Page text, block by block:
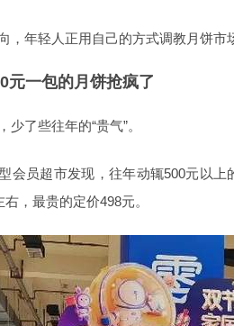
，年轻人正用自己的方式调教月饼市
元一包的月饼抢疯了
了些往年的“贵气”。
会员超市发现，往年动辄500元以
，最贵的定价498元。